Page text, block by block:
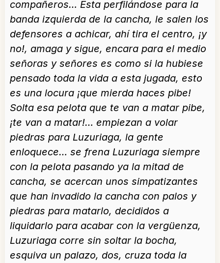
compañeros… Esta perfilándose para la
banda izquierda de la cancha, le salen los
defensores a achicar, ahí tira el centro, ¡y
no!, amaga y sigue, encara para el medio
señoras y señores es como si la hubiese
pensado toda la vida a esta jugada, esto
es una locura ¡que mierda haces pibe!
Solta esa pelota que te van a matar pibe,
¡te van a matar!… empiezan a volar
piedras para Luzuriaga, la gente
enloquece… se frena Luzuriaga siempre
con la pelota pasando ya la mitad de
cancha, se acercan unos simpatizantes
que han invadido la cancha con palos y
piedras para matarlo, decididos a
liquidarlo para acabar con la vergüenza,
Luzuriaga corre sin soltar la bocha,
esquiva un palazo, dos, cruza toda la